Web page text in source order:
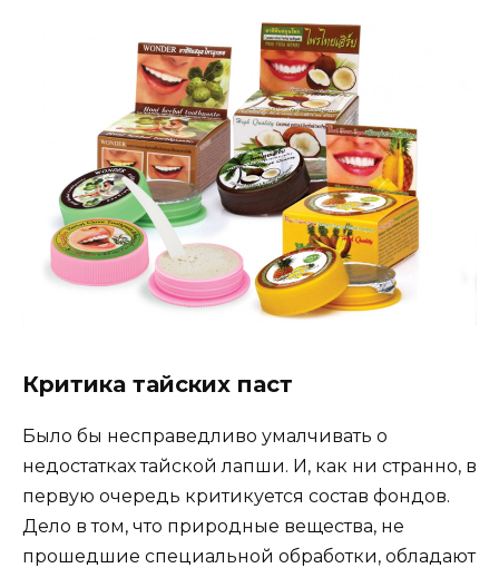
Критика тайских паст
Было бы несправедливо умалчивать о
недостатках тайской лапши. И, как ни странно, в
первую очередь критикуется состав фондов.
Дело в том, что природные вещества, не
прошедшие специальной обработки, обладают